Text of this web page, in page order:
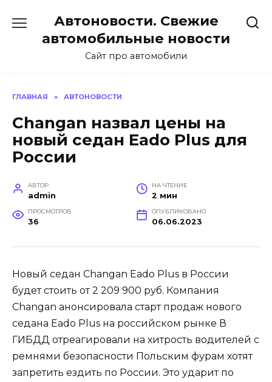
содержанию
Автоновости. Свежие
автомобильные новости
Сайт про автомобили
ГЛАВНАЯ » АВТОНОВОСТИ
Changan назвал цены на
новый седан Eado Plus для
России
АВТОР
admin
НА ЧТЕНИЕ
2 мин
ПРОСМОТРОВ
36
ОПУБЛИКОВАНО
06.06.2023
Новый седан Changan Eado Plus в России
будет стоить от 2 209 900 руб. Компания
Changan анонсировала старт продаж нового
седана Eado Plus на российском рынке В
ГИБДД отреагировали на хитрость водителей с
ремнями безопасности Польским фурам хотят
запретить ездить по России. Это ударит по